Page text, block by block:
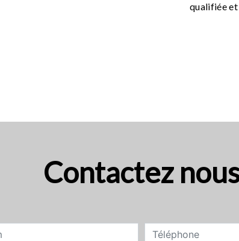
qualifiée
Contactez